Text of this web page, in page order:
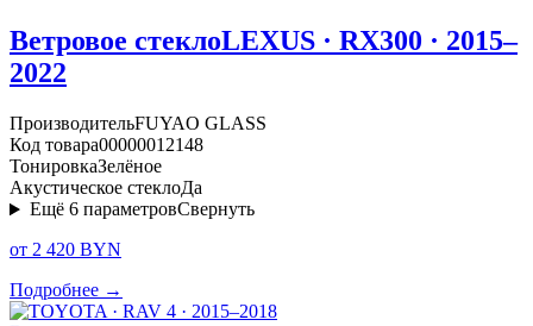
Ветровое стеклоLEXUS · RX300 · 2015–
2022
ПроизводительFUYAO GLASS
Код товара00000012148
ТонировкаЗелёное
Акустическое стеклоДа
Ещё 6 параметровСвернуть
от 2 420 BYN
Подробнее →